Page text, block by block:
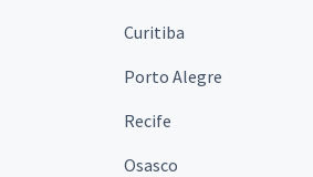
Curitiba
Porto Alegre
Recife
Osasco